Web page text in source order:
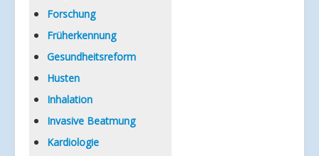
Forschung
Früherkennung
Gesundheitsreform
Husten
Inhalation
Invasive Beatmung
Kardiologie